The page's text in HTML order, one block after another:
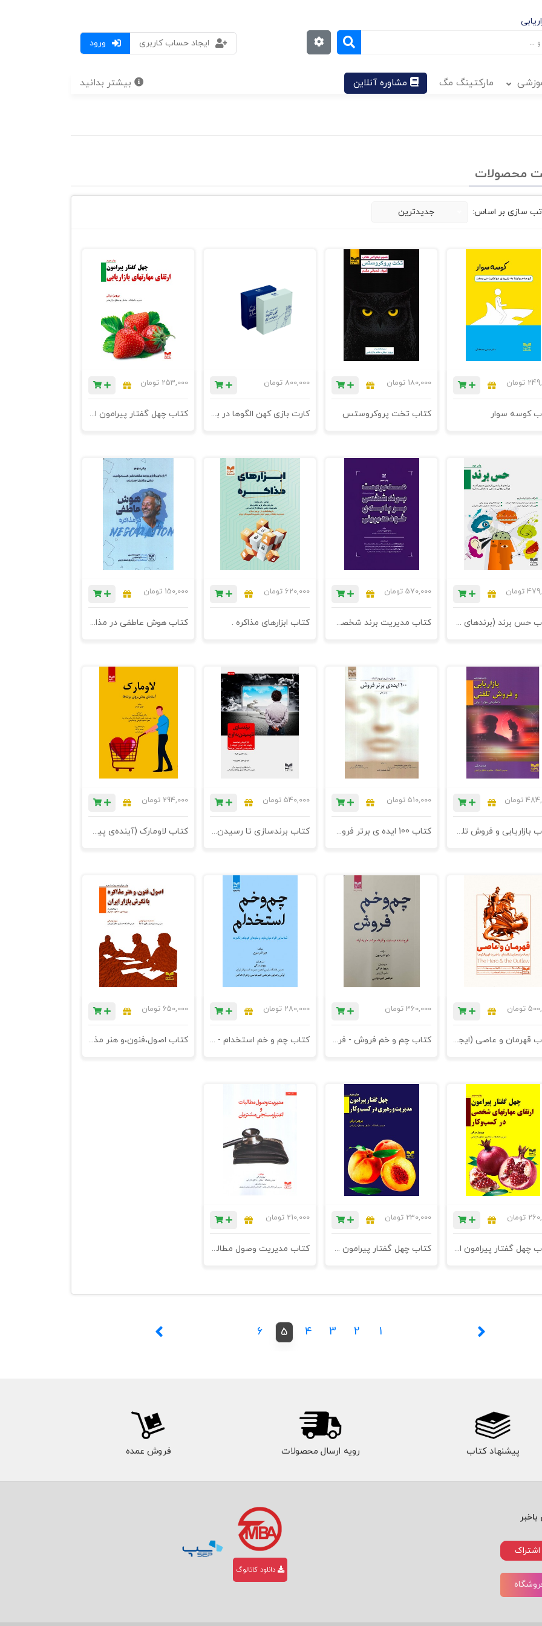
ورود
ایجاد حساب کاربری
مارکتینگ مگ مشاوره آنلاین بیشتر بدانید
محصولات
سازی بر اساس: جدیدترین
تومان
کوسه سوار
180,000 تومان
کتاب تخت پروکروستس
800,000 تومان
کارت بازی کهن الگوها در برند سازی - سری ششم
253,000 تومان
کتاب چهل گفتار پیرامون ارتقای مهارتهای بازاریابی - چاپ چهارم
تومان
کتاب حس برند (برندهای قدرتمندی را از طریق حسهای لامسه، بینایی، بویایی، چشایی، و شنوایی بسازید) - چاپ پنجم
570,000 تومان
کتاب مدیریت برند شخصی بر پایه ی خود مدیریتی - چاپ نهم
620,000 تومان
کتاب ابزارهای مذاکره .
150,000 تومان
کتاب هوش عاطفی در مذاکره - چاپ دوم - راز برای برقراری روابط شگفت‌انگیز، کسب موفقیت شغلی، و کنترل احساسات
تومان
کتاب بازاریابی و فروش تلفنی با نگرش بازار ایران - چاپ هجدهم
510,000 تومان
کتاب 100 ایده ی برتر فروش - فروش مبتنی بر نورومارکتینگ - چاپ دوازدهم
540,000 تومان
کتاب برندسازی تا رسیدن به اوج (کارآفرینان هوشمند چگونه یک ایده‎‌ی کوچک را به یک برند بزرگ تبدیل می‌کنند؟) - چاپ چهارم
294,000 تومان
کتاب لاومارک (آینده‌ی پیش روی برندها) - چاپ دوم2
تومان
کتاب قهرمان و عاصی (ایجاد برندهای شگفت‌آور با قدرت کهن‌الگوها) - چاپ سوم
360,000 تومان
کتاب چم و خم فروش - فروشنده نیستید، وگرنه مردم خریدارند - چاپ چهاردهم
280,000 تومان
کتاب چم و خم استخدام - شناسایی افراد میان مایه، و مغزهای کوچک زنگ‌زده - یازدهم
650,000 تومان
کتاب اصول،فنون،و هنر مذاکره با نگرش بازار ایران - چاپ بیست یکم
تومان
کتاب چهل گفتار پیرامون ارتقای مهارتهای شخصی در کسب و کار - چاپ ششم
230,000 تومان
کتاب چهل گفتار پیرامون مدیریت و رهبری در کسب و کار - چاپ پنجم
210,000 تومان
کتاب مدیریت وصول مطالبات و اعتبارسنجی مشتریان - چاپ هفتم
1
2
3
4
5
6
پیشنهاد کتاب رویه ارسال محصولات فروش عمده
اشتراک
دانلود کاتالوگ